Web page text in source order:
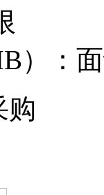
）：
购